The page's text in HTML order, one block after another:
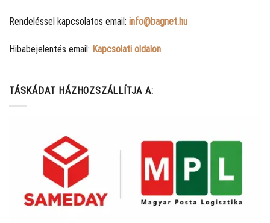
Rendeléssel kapcsolatos email: info@bagnet.hu
Hibabejelentés email: Kapcsolati oldalon
TÁSKÁDAT HÁZHOZSZÁLLÍTJA A: